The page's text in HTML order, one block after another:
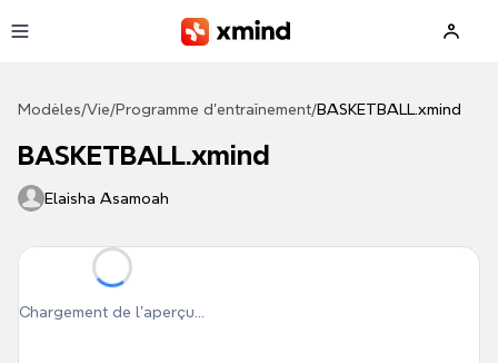
Modèles/Vie/Programme d'entraînement/BASKETBALL.xmind
BASKETBALL.xmind
Elaisha Asamoah
Chargement de l'aperçu...